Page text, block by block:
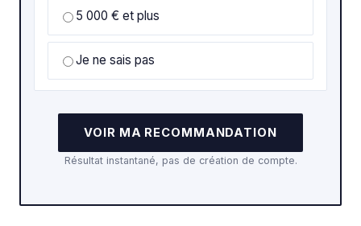
5 000 € et plus
Je ne sais pas
VOIR MA RECOMMANDATION
Résultat instantané, pas de création de compte.